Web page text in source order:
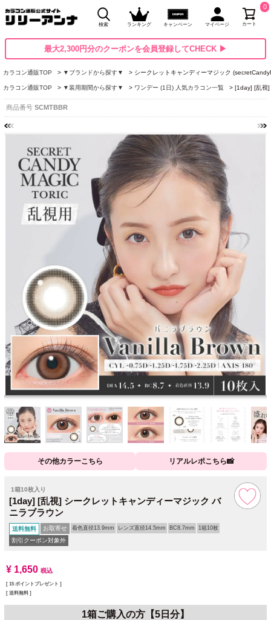
検索 ランキング キャンペーン マイページ カート
0
最大2,300円分のクーポンを会員登録してCHECK ▶
カラコン通販TOP ▼ブランドから探す▼ シークレットキャンディーマジック
カラコン通販TOP ▼装用期間から探す▼ ワンデー (1日) 人気カラコン一覧 [1day] [乱視]
商品番号 SCMTBBR
その他カラーこちら リアルレポこちら📸
1箱10枚入り
[1day] [乱視] シークレットキャンディーマジック バ
ニラブラウン
送料無料 お取寄せ 着色直径13.9mm レンズ直径14.5mm BC8.7mm 1箱10枚
割引クーポン対象外
¥ 1,650 税込
[ 15 ポイントプレゼント ]
送料無料
1箱ご購入の方【5日分】